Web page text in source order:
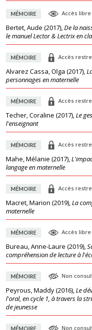
MÉMOIRE Accès libre
Bertet, Aude (2017),De la
le manuel Lector & Lectrix en
MÉMOIRE Accès
Alvarez Cassa, Olga (2017),
personnages en maternelle
MÉMOIRE Accès
Techer, Coraline (2017),Le
l'enseignant
MÉMOIRE Accès
Mahe, Mélanie (2017),
langage en maternelle
MÉMOIRE Accès
Macret, Marion (2019),La
maternelle
MÉMOIRE Accès libre
Bureau, Anne-Laure (2019),
compréhension de lecture à
MÉMOIRE Non
Peyrous, Maddy(2016),Le
l'oral, en cycle 1, à travers la
de jeunesse
MÉMOIRE Non